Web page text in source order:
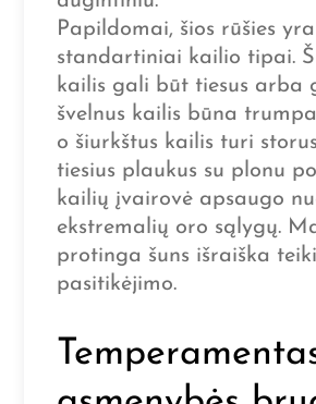
Papildomai, šios rūšies
standartiniai kailio tipai.
kailis gali būt tiesus arba
švelnus kailis būna
o šiurkštus kailis turi
tiesius plaukus su plonu
kailių įvairovė apsaugo
ekstremalių oro sąlygų.
protinga šuns išraiška
pasitikėjimo.